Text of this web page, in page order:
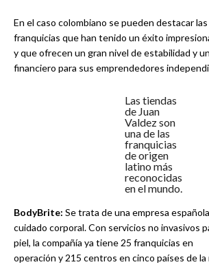
En el caso colombiano se pueden destacar
franquicias que han tenido un éxito
y que ofrecen un gran nivel de estabilidad y
financiero para sus emprendedores
Las tiendas
de Juan
Valdez son
una de las
franquicias
de origen
latino más
reconocidas
en el mundo.
BodyBrite: Se trata de una empresa
cuidado corporal. Con servicios no invasivos
piel, la compañía ya tiene 25 franquicias en
operación y 215 centros en cinco países de la